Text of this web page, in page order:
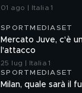
01 ago | Italia 1
SPORTMEDIASET
Mercato Juve, c'è
l'attacco
25 lug | Italia 1
SPORTMEDIASET
Milan, quale sarà il